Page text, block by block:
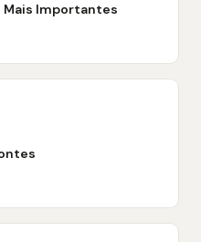
Mais Importantes